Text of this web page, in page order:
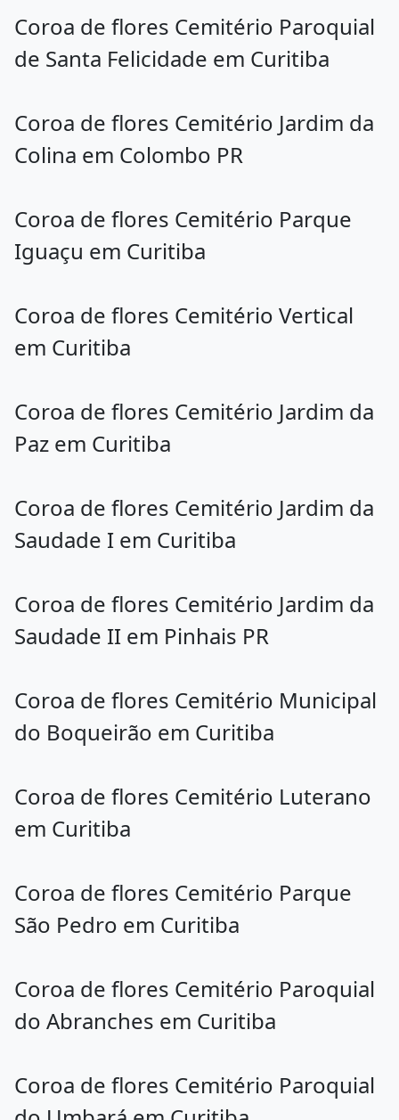
Coroa de flores Cemitério Paroquial
de Santa Felicidade em Curitiba
Coroa de flores Cemitério Jardim da
Colina em Colombo PR
Coroa de flores Cemitério Parque
Iguaçu em Curitiba
Coroa de flores Cemitério Vertical
em Curitiba
Coroa de flores Cemitério Jardim da
Paz em Curitiba
Coroa de flores Cemitério Jardim da
Saudade I em Curitiba
Coroa de flores Cemitério Jardim da
Saudade II em Pinhais PR
Coroa de flores Cemitério Municipal
do Boqueirão em Curitiba
Coroa de flores Cemitério Luterano
em Curitiba
Coroa de flores Cemitério Parque
São Pedro em Curitiba
Coroa de flores Cemitério Paroquial
do Abranches em Curitiba
Coroa de flores Cemitério Paroquial